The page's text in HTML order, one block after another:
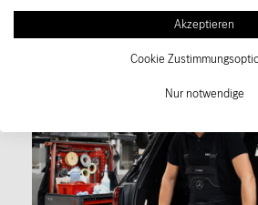
Akzeptieren
Cookie
Nur notwendige